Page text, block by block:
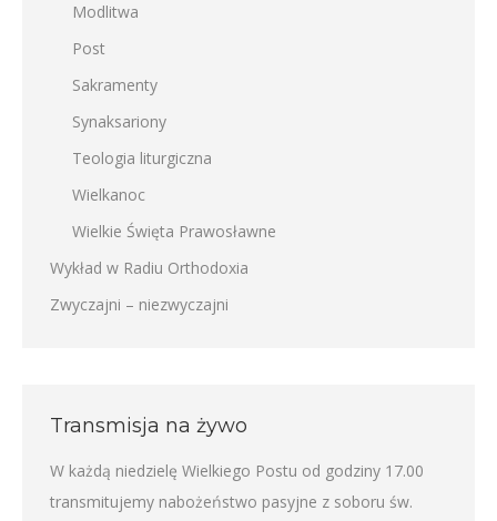
Modlitwa
Post
Sakramenty
Synaksariony
Teologia liturgiczna
Wielkanoc
Wielkie Święta Prawosławne
Wykład w Radiu Orthodoxia
Zwyczajni – niezwyczajni
Transmisja na żywo
W każdą niedzielę Wielkiego Postu od godziny 17.00
transmitujemy nabożeństwo pasyjne z soboru św.